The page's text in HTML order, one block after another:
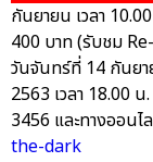
กันยายน เวลา
400 บาท (รับชม
วันจันทร์ที่ 14 กันยา
2563 เวลา 18.00
3456 และทางออนไ
the-dark